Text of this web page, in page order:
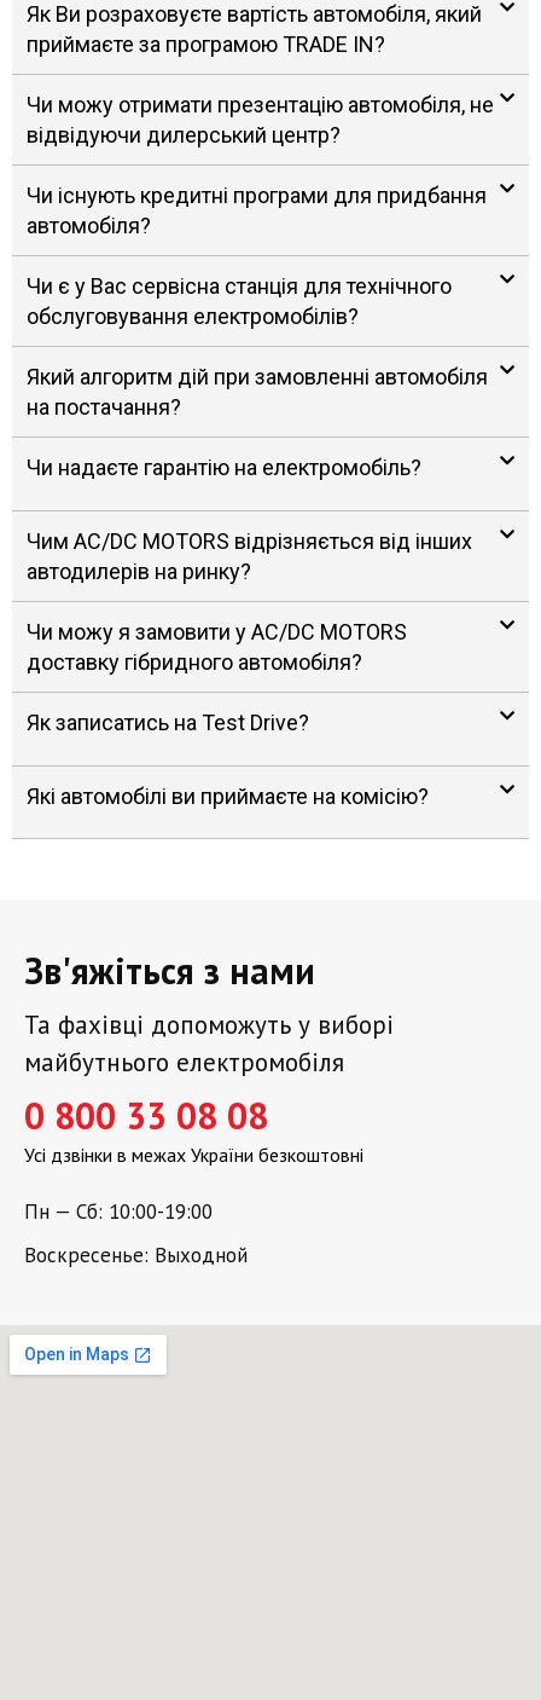
Як Ви розраховуєте вартість автомобіля, який
приймаєте за програмою TRADE IN?
Чи можу отримати презентацію автомобіля, не
відвідуючи дилерський центр?
Чи існують кредитні програми для придбання
автомобіля?
Чи є у Вас сервісна станція для технічного
обслуговування електромобілів?
Який алгоритм дій при замовленні автомобіля
на постачання?
Чи надаєте гарантію на електромобіль?
Чим AC/DC MOTORS відрізняється від інших
автодилерів на ринку?
Чи можу я замовити у AC/DC MOTORS
доставку гібридного автомобіля?
Як записатись на Test Drive?
Які автомобілі ви приймаєте на комісію?
Зв'яжіться з нами
Та фахівці допоможуть у виборі
майбутнього електромобіля
0 800 33 08 08
Усі дзвінки в межах України безкоштовні
Пн — Сб: 10:00-19:00
Воскресенье: Выходной